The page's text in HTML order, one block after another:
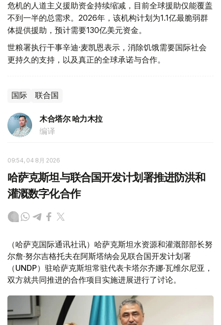
危机的人道主义援助资金持续缩减，目前全球援助仅能覆盖
不到一半的总需求。2026年，该机构计划为1.1亿最脆弱群
体提供援助，预计需要130亿美元资金。
世粮署执行干事辛迪·麦凯恩表示，消除饥饿需要国际社会
更持久的支持，以及真正的全球承诺与合作。
国际 联合国
木合塔尔 哈力木拉
编译
09:54, 04 8月 2026
哈萨克斯坦与联合国开发计划署推进防洪和
灌溉数字化合作
（哈萨克国际通讯社讯）哈萨克斯坦水资源和灌溉部部长努
尔詹·努尔吉格托夫在阿斯塔纳会见联合国开发计划署
（UNDP）驻哈萨克斯坦常驻代表卡塔尔齐娜·瓦维尔尼亚，
双方就共同推进的合作项目实施进展进行了讨论。